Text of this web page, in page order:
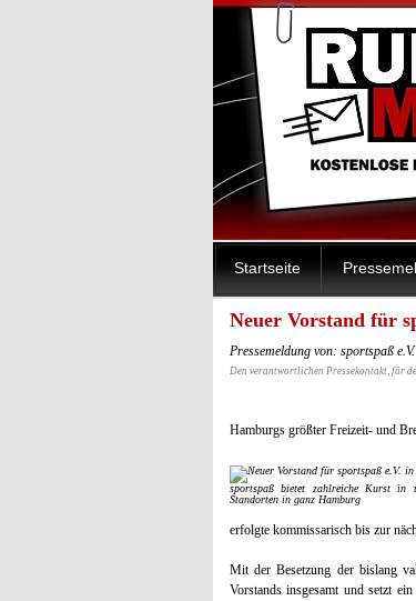
Startseite
Neuer Vorstand für
Pressemeldung von: sportspaß
Den verantwortlichen Pressekontakt, für
Hamburgs größter Freizeit- und
sportspaß bietet zahlreiche Kurst in
Standorten in ganz Hamburg
erfolgte kommissarisch bis zur
Mit der Besetzung der bislang
Vorstands insgesamt und setzt